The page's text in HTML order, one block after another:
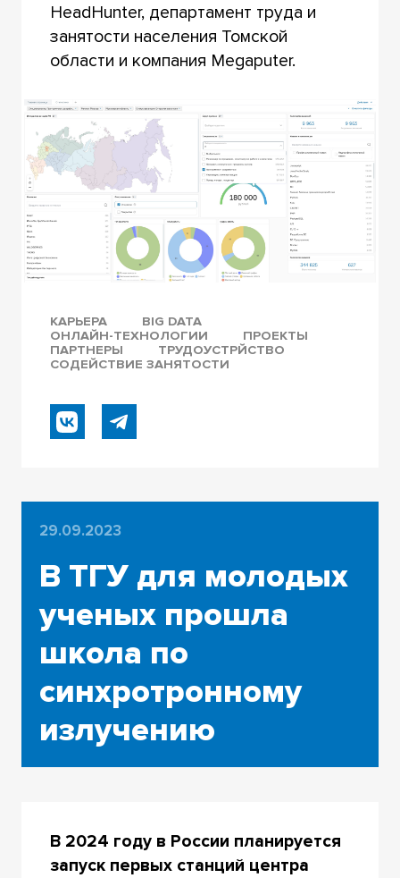
HeadHunter, департамент труда и
занятости населения Томской
области и компания Megaputer.
КАРЬЕРА
BIG DATA
ОНЛАЙН-ТЕХНОЛОГИИ
ПРОЕКТЫ
ПАРТНЕРЫ
ТРУДОУСТРЙСТВО
СОДЕЙСТВИЕ ЗАНЯТОСТИ
29.09.2023
В ТГУ для молодых
ученых прошла
школа по
синхротронному
излучению
В 2024 году в России планируется
запуск первых станций центра